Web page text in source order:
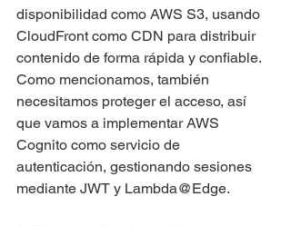
disponibilidad como AWS S3, usando
CloudFront como CDN para distribuir
contenido de forma rápida y confiable.
Como mencionamos, también
necesitamos proteger el acceso, así
que vamos a implementar AWS
Cognito como servicio de
autenticación, gestionando sesiones
mediante JWT y Lambda@Edge.